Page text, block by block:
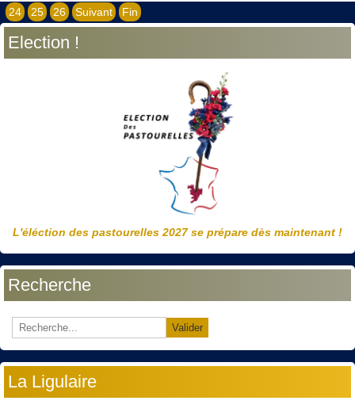
24
25 26 Suivant Fin
Election !
L'éléction des pastourelles 2027 se prépare dès maintenant !
Recherche
Valider
La Ligulaire